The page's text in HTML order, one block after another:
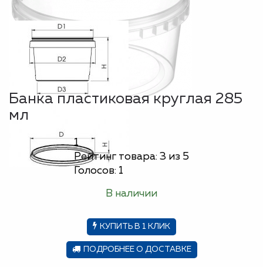
Банка пластиковая круглая 285
мл
1
Рейтинг товара: 3 из 5
Голосов: 1
В наличии
КУПИТЬ В 1 КЛИК
ПОДРОБНЕЕ О ДОСТАВКЕ